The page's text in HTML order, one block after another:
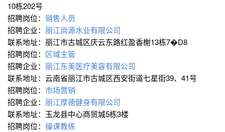
10栋202号
招聘岗位： 销售人员
招聘企业： 丽江尚源水业有限公司
联系地址：丽江市古城区庆云东路红盈香榭13栋7�D8
招聘岗位： 区域主管
招聘企业： 丽江东美医疗美容有限公司
联系地址：云南省丽江市古城区西安街道七星街39、41号
招聘岗位： 市场营销
招聘企业： 丽江厚德健身有限公司
联系地址：玉龙县中心商贸城5栋3楼
招聘岗位： 操课教练